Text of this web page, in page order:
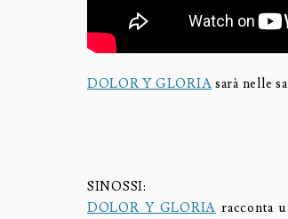
DOLOR Y GLORIA sarà nelle
SINOSSI:
DOLOR Y GLORIA racconta